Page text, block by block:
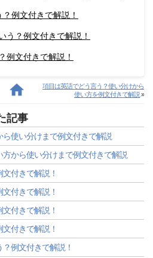
例文付きで解説！
う？例文付きで解説！
例文付きで解説！
項目は英語でどう言う？使い分けから
使い方を例文付きで解説»
記事
使い分けまで例文付きで解説
から使い分けまで例文付きで解説
付きで解説！
付きで解説！
付きで解説！
付きで解説！
？例文付きで解説！